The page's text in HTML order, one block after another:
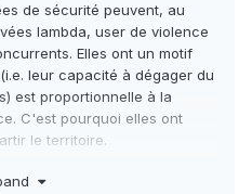
de sécurité peuvent, au
lambda, user de violence
Elles ont un motif
leur capacité à dégager du
est proportionnelle à la
C'est pourquoi elles ont
le territoire.
vouée à donner naissance à